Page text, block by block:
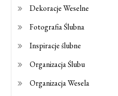
Dekoracje Weselne
Fotografia Ślubna
Inspiracje ślubne
Organizacja Ślubu
Organizacja Wesela